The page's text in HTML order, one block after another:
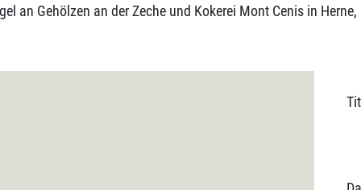
an Gehölzen an der Zeche und Kokerei Mont Cenis in